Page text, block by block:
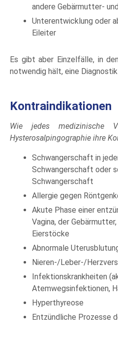
andere Gebärmutter-
Unterentwicklung oder
Eileiter
Es gibt aber Einzelfälle, in
notwendig hält, eine
Kontraindikationen
Wie jedes medizinische
Hysterosalpingographie ihre
Schwangerschaft in
Schwangerschaft oder
Schwangerschaft
Allergie gegen
Akute Phase einer
Vagina, der
Eierstöcke
Abnormale
Nieren-/Leber-/
Infektionskrankheiten
Atemwegsinfektionen,
Hyperthyreose
Entzündliche Prozesse